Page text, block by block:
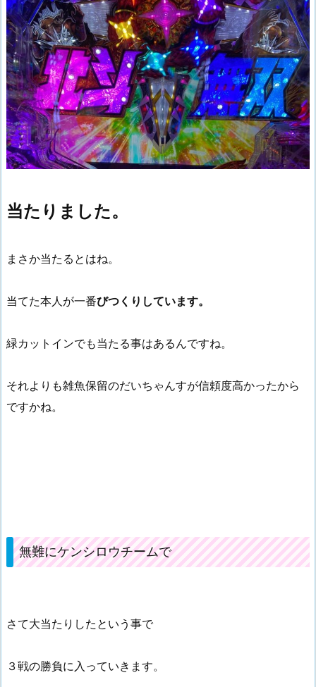
当たりました。
まさか当たるとはね。
当てた本人が一番びつくりしています。
緑カットインでも当たる事はあるんですね。
それよりも雑魚保留のだいちゃんすが信頼度高かったから
ですかね。
無難にケンシロウチームで
さて大当たりしたという事で
３戦の勝負に入っていきます。